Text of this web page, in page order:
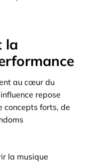
la
au cœur du
repose
concepts forts, de
la musique